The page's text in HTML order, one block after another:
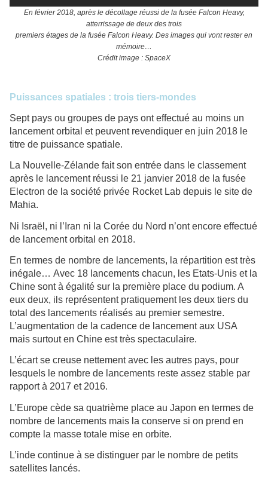
En février 2018, après le décollage réussi de la fusée Falcon Heavy,
atterrissage de deux des trois
premiers étages de la fusée Falcon Heavy. Des images qui vont rester en
mémoire…
Crédit image : SpaceX
Puissances spatiales : trois tiers-mondes
Sept pays ou groupes de pays ont effectué au moins un
lancement orbital et peuvent revendiquer en juin 2018 le
titre de puissance spatiale.
La Nouvelle-Zélande fait son entrée dans le classement
après le lancement réussi le 21 janvier 2018 de la fusée
Electron de la société privée Rocket Lab depuis le site de
Mahia.
Ni Israël, ni l’Iran ni la Corée du Nord n’ont encore effectué
de lancement orbital en 2018.
En termes de nombre de lancements, la répartition est très
inégale… Avec 18 lancements chacun, les Etats-Unis et la
Chine sont à égalité sur la première place du podium. A
eux deux, ils représentent pratiquement les deux tiers du
total des lancements réalisés au premier semestre.
L’augmentation de la cadence de lancement aux USA
mais surtout en Chine est très spectaculaire.
L’écart se creuse nettement avec les autres pays, pour
lesquels le nombre de lancements reste assez stable par
rapport à 2017 et 2016.
L’Europe cède sa quatrième place au Japon en termes de
nombre de lancements mais la conserve si on prend en
compte la masse totale mise en orbite.
L’inde continue à se distinguer par le nombre de petits
satellites lancés.